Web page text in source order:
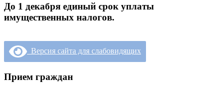
До 1 декабря единый срок уплаты
имущественных налогов.
Версия сайта для слабовидящих
Прием граждан